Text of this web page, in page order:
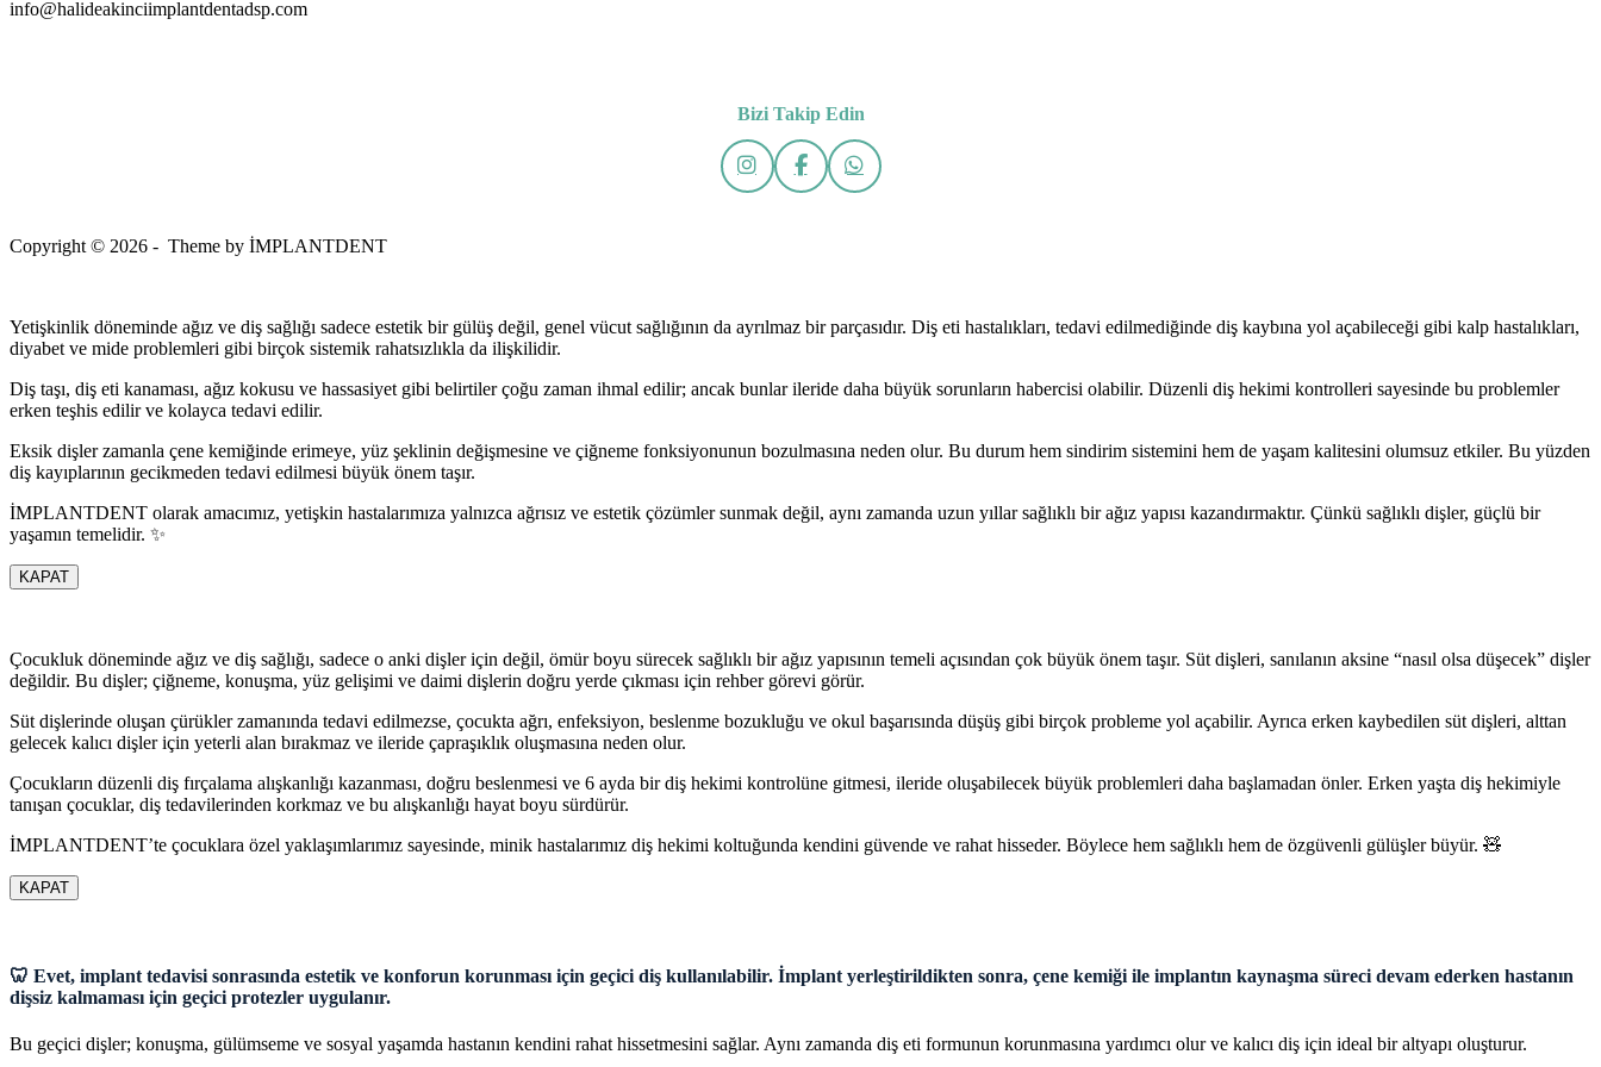
info@halideakinciimplantdentadsp.com
Bizi Takip Edin
Copyright © 2026 - Theme by İMPLANTDENT
Yetişkinlik döneminde ağız ve diş sağlığı sadece estetik bir gülüş değil, genel vücut sağlığının da ayrılmaz bir parçasıdır. Diş eti hastalıkları, tedavi edilmediğinde diş kaybına yol açabileceği gibi kalp hastalıkları,
diyabet ve mide problemleri gibi birçok sistemik rahatsızlıkla da ilişkilidir.
Diş taşı, diş eti kanaması, ağız kokusu ve hassasiyet gibi belirtiler çoğu zaman ihmal edilir; ancak bunlar ileride daha büyük sorunların habercisi olabilir. Düzenli diş hekimi kontrolleri sayesinde bu problemler
erken teşhis edilir ve kolayca tedavi edilir.
Eksik dişler zamanla çene kemiğinde erimeye, yüz şeklinin değişmesine ve çiğneme fonksiyonunun bozulmasına neden olur. Bu durum hem sindirim sistemini hem de yaşam kalitesini olumsuz etkiler. Bu yüzden
diş kayıplarının gecikmeden tedavi edilmesi büyük önem taşır.
İMPLANTDENT olarak amacımız, yetişkin hastalarımıza yalnızca ağrısız ve estetik çözümler sunmak değil, aynı zamanda uzun yıllar sağlıklı bir ağız yapısı kazandırmaktır. Çünkü sağlıklı dişler, güçlü bir
yaşamın temelidir. ✨
KAPAT
Çocukluk döneminde ağız ve diş sağlığı, sadece o anki dişler için değil, ömür boyu sürecek sağlıklı bir ağız yapısının temeli açısından çok büyük önem taşır. Süt dişleri, sanılanın aksine “nasıl olsa düşecek” dişler
değildir. Bu dişler; çiğneme, konuşma, yüz gelişimi ve daimi dişlerin doğru yerde çıkması için rehber görevi görür.
Süt dişlerinde oluşan çürükler zamanında tedavi edilmezse, çocukta ağrı, enfeksiyon, beslenme bozukluğu ve okul başarısında düşüş gibi birçok probleme yol açabilir. Ayrıca erken kaybedilen süt dişleri, alttan
gelecek kalıcı dişler için yeterli alan bırakmaz ve ileride çapraşıklık oluşmasına neden olur.
Çocukların düzenli diş fırçalama alışkanlığı kazanması, doğru beslenmesi ve 6 ayda bir diş hekimi kontrolüne gitmesi, ileride oluşabilecek büyük problemleri daha başlamadan önler. Erken yaşta diş hekimiyle
tanışan çocuklar, diş tedavilerinden korkmaz ve bu alışkanlığı hayat boyu sürdürür.
İMPLANTDENT’te çocuklara özel yaklaşımlarımız sayesinde, minik hastalarımız diş hekimi koltuğunda kendini güvende ve rahat hisseder. Böylece hem sağlıklı hem de özgüvenli gülüşler büyür. 🧸
KAPAT
🦷 Evet, implant tedavisi sonrasında estetik ve konforun korunması için geçici diş kullanılabilir. İmplant yerleştirildikten sonra, çene kemiği ile implantın kaynaşma süreci devam ederken hastanın
dişsiz kalmaması için geçici protezler uygulanır.
Bu geçici dişler; konuşma, gülümseme ve sosyal yaşamda hastanın kendini rahat hissetmesini sağlar. Aynı zamanda diş eti formunun korunmasına yardımcı olur ve kalıcı diş için ideal bir altyapı oluşturur.